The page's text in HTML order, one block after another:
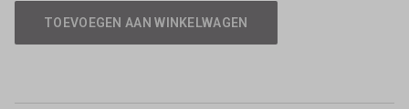
TOEVOEGEN AAN WINKELWAGEN